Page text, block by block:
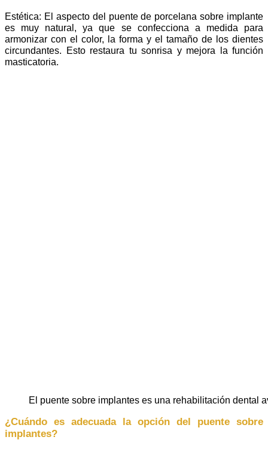
Estética: El aspecto del puente de porcelana sobre implante
es muy natural, ya que se confecciona a medida para
armonizar con el color, la forma y el tamaño de los dientes
circundantes. Esto restaura tu sonrisa y mejora la función
masticatoria.
El puente sobre implantes es una rehabilitación dental
¿Cuándo es adecuada la opción del puente sobre
implantes?